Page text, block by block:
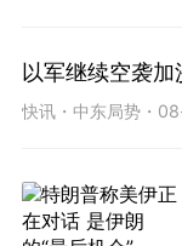
以军继续空袭
快讯・ 中东局势・